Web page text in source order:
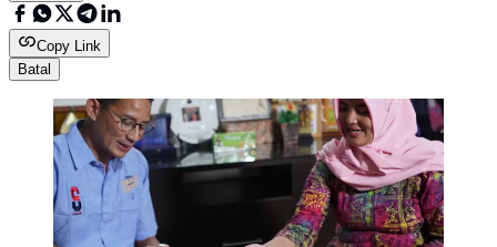
Copy Link
Batal